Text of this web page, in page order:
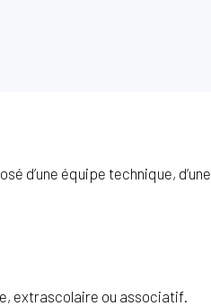
d’une équipe technique, d’une
extrascolaire ou associatif.